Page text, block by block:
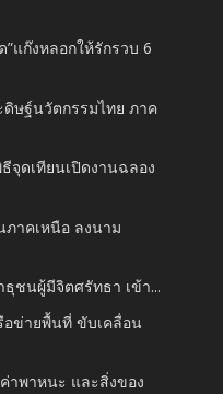
แก๊งหลอกให้รักรวบ 6
ดิษฐ์นวัตกรรมไทย ภาค
จุดเทียนเปิดงานฉลอง
ภาคเหนือ ลงนาม
ชนผู้มีจิตศรัทธา เข้า...
อข่ายพื้นที่ ขับเคลื่อน
าพาหนะ และสิ่งของ